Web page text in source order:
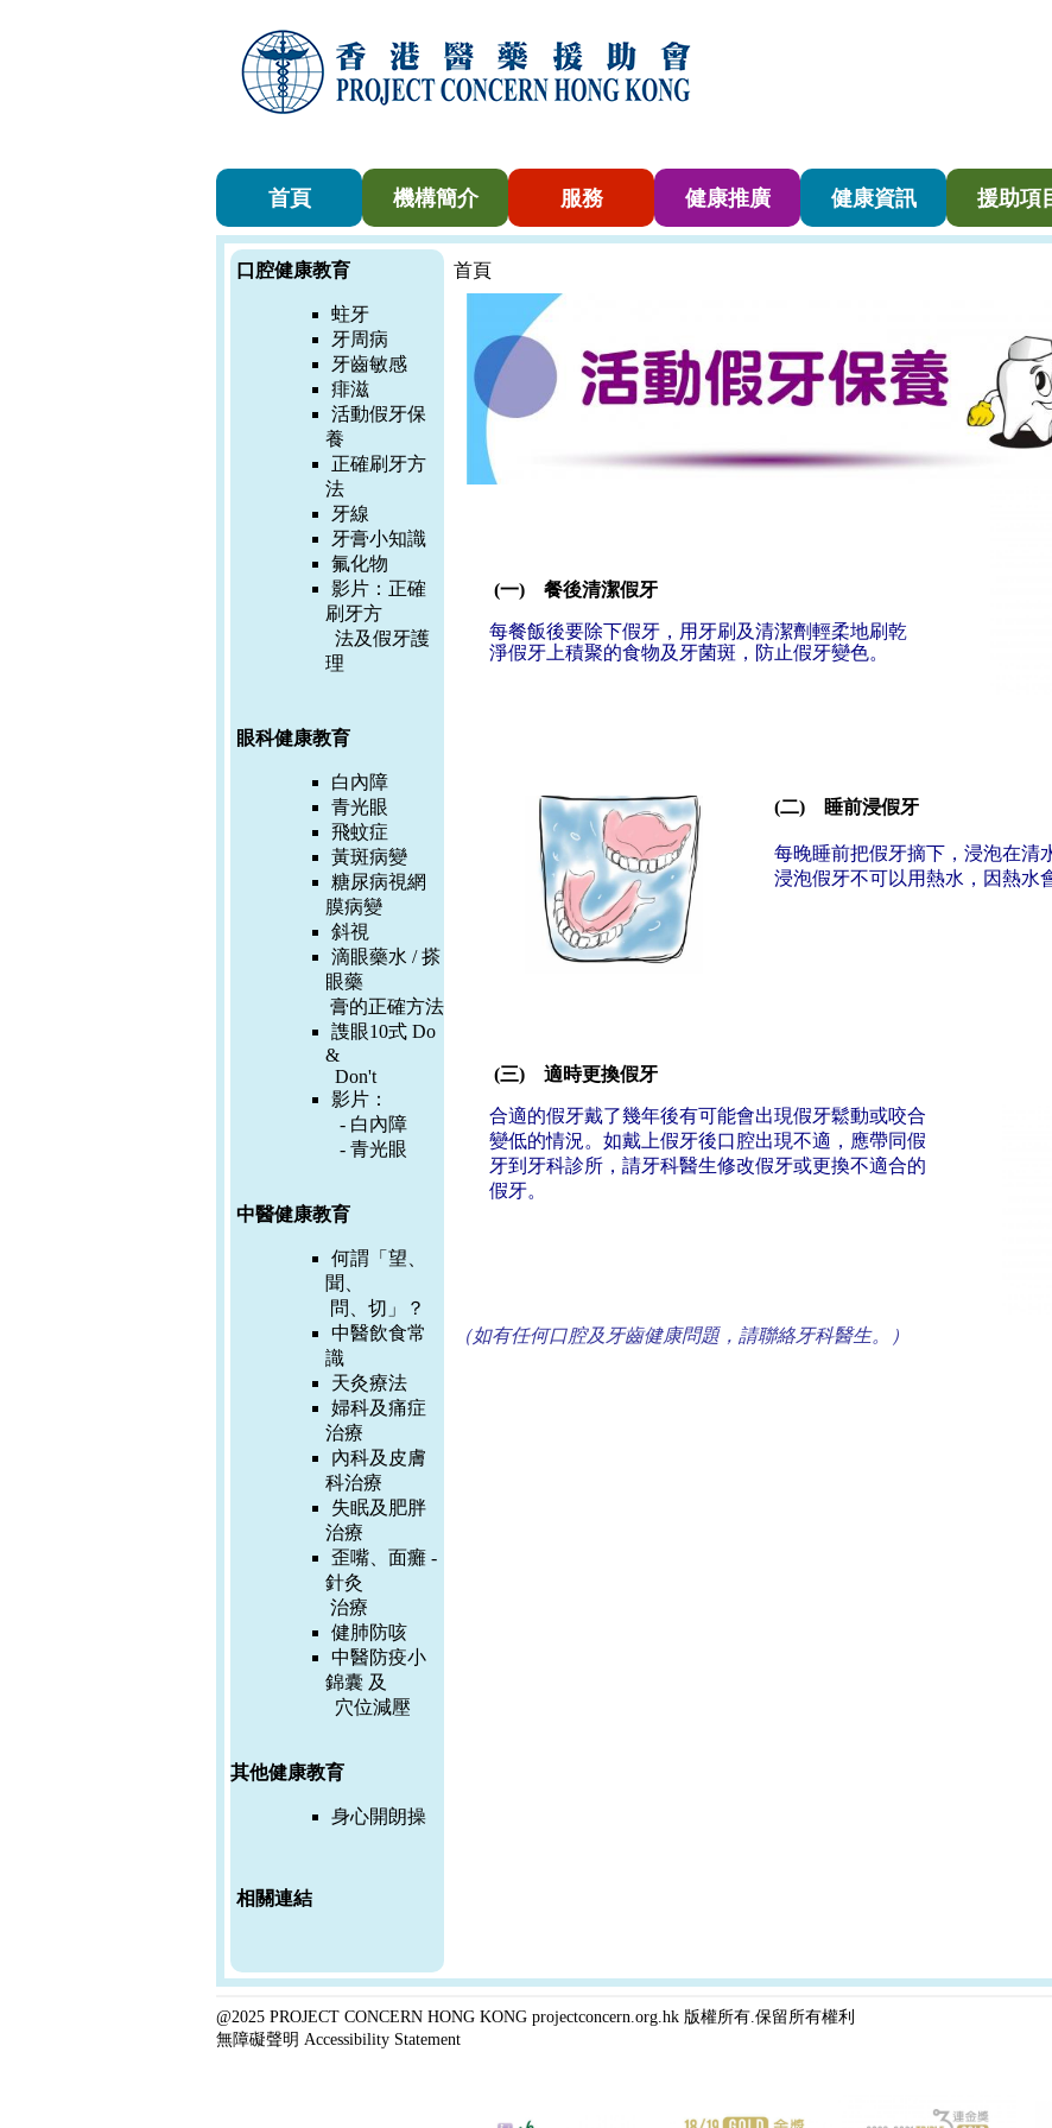
首頁 機構簡介 服務 健康推廣 健康資訊 援助項
口腔健康教育
蛀牙
牙周病
牙齒敏感
痱滋
活動假牙保
養
正確刷牙方
法
牙線
牙膏小知識
氟化物
影片： 正確
刷牙方
法及假牙護
理
眼科健康教育
白內障
青光眼
飛蚊症
黃斑病變
糖尿病視網
膜病變
斜視
滴眼藥水 / 搽
眼藥
膏的正確方法
謢眼10式 Do
&
Don't
影片：
- 白內障
- 青光眼
中醫健康教育
何謂「望、
聞、
問、切」？
中醫飲食常
識
天灸療法
婦科及痛症
治療
內科及皮膚
科治療
失眠及肥胖
治療
歪嘴、面癱 -
針灸
治療
健肺防咳
中醫防疫小
錦囊 及
穴位減壓
其他健康教育
身心開朗操
相關連結
首頁
(一) 餐後清潔假牙
每餐飯後要除下假牙，用牙刷及清潔劑輕柔地刷乾
淨假牙上積聚的食物及牙菌斑，防止假牙變色。
(二) 睡前浸假牙
每晚睡前把假牙摘下，浸泡在清
浸泡假牙不可以用熱水，因熱水
(三) 適時更換假牙
合適的假牙戴了幾年後有可能會出現假牙鬆動或咬合
變低的情況。如戴上假牙後口腔出現不適，應帶同假
牙到牙科診所，請牙科醫生修改假牙或更換不適合的
假牙。
（如有任何口腔及牙齒健康問題，請聯絡牙科醫生。）
@2025 PROJECT CONCERN HONG KONG projectconcern.org.hk 版權所有.保留所有權利
無障礙聲明 Accessibility Statement